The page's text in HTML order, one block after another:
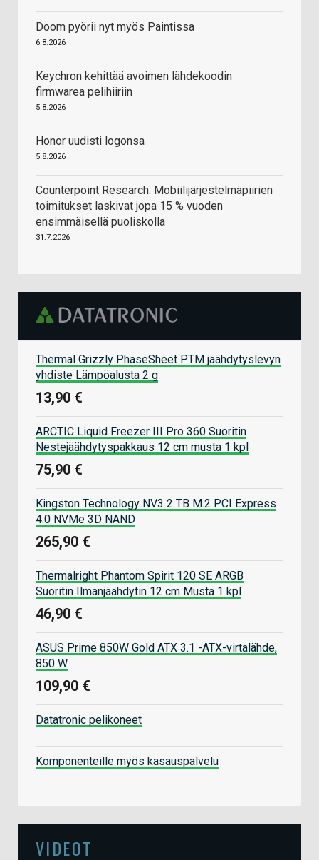
Doom pyörii nyt myös Paintissa
6.8.2026
Keychron kehittää avoimen lähdekoodin
firmwarea pelihiiriin
5.8.2026
Honor uudisti logonsa
5.8.2026
Counterpoint Research: Mobiilijärjestelmäpiirien
toimitukset laskivat jopa 15 % vuoden
ensimmäisellä puoliskolla
31.7.2026
Thermal Grizzly PhaseSheet PTM jäähdytyslevyn
yhdiste Lämpöalusta 2 g
13,90 €
ARCTIC Liquid Freezer III Pro 360 Suoritin
Nestejäähdytyspakkaus 12 cm musta 1 kpl
75,90 €
Kingston Technology NV3 2 TB M.2 PCI Express
4.0 NVMe 3D NAND
265,90 €
Thermalright Phantom Spirit 120 SE ARGB
Suoritin Ilmanjäähdytin 12 cm Musta 1 kpl
46,90 €
ASUS Prime 850W Gold ATX 3.1 -ATX-virtalähde,
850 W
109,90 €
Datatronic pelikoneet
Komponenteille myös kasauspalvelu
VIDEOT